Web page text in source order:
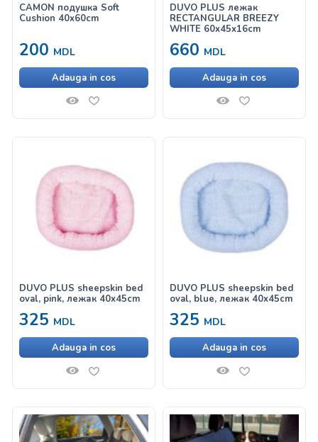
CAMON подушка Soft
Cushion 40x60cm
200 MDL
Adauga in cos
DUVO PLUS лежак
RECTANGULAR BREEZY
WHITE 60x45x16cm
660 MDL
Adauga in cos
DUVO PLUS sheepskin bed
oval, pink, лежак 40x45cm
325 MDL
Adauga in cos
DUVO PLUS sheepskin bed
oval, blue, лежак 40x45cm
325 MDL
Adauga in cos